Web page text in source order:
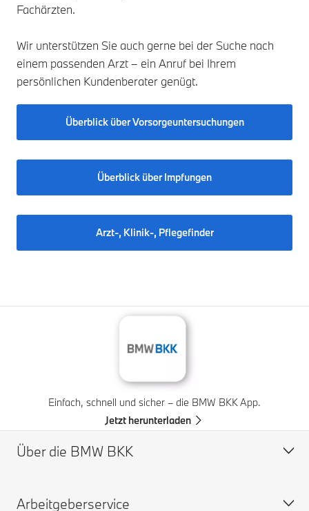
Fachärzten.
Wir unterstützen Sie auch gerne bei der Suche nach
einem passenden Arzt – ein Anruf bei Ihrem
persönlichen Kundenberater genügt.
Überblick über Vorsorgeuntersuchungen
Überblick über Impfungen
Arzt-, Klinik-, Pflegefinder
Einfach, schnell und sicher – die BMW BKK App.
Jetzt herunterladen
Über die BMW BKK
Profil
Arbeitgeberservice